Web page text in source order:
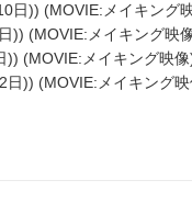
日)) (MOVIE:メイキング
)) (MOVIE:メイキング映
)) (MOVIE:メイキング映
日)) (MOVIE:メイキング